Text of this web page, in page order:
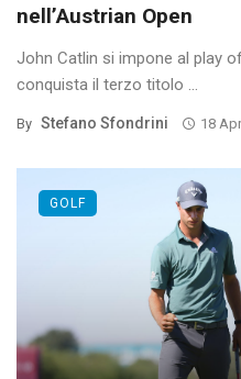
nell’Austrian Open
John Catlin si impone al play
conquista il terzo titolo ...
By Stefano Sfondrini 18
GOLF